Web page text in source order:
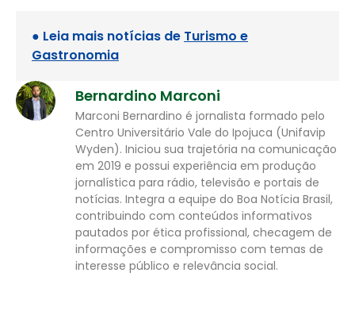
● Leia mais notícias de Turismo e
Gastronomia
Bernardino Marconi
Marconi Bernardino é jornalista formado pelo
Centro Universitário Vale do Ipojuca (Unifavip
Wyden). Iniciou sua trajetória na comunicação
em 2019 e possui experiência em produção
jornalística para rádio, televisão e portais de
notícias. Integra a equipe do Boa Notícia Brasil,
contribuindo com conteúdos informativos
pautados por ética profissional, checagem de
informações e compromisso com temas de
interesse público e relevância social.